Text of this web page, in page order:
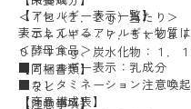
＜１包（２．２ｇ）当たり＞
・エネルギー：７．５ｋｃａ
０．１１ｇ、炭水化物：１．
【同梱書類】
・なし
【注意事項】
【アレルギー表示一覧】
表示しているアレルギー物質
＜酵母食品＞
■アレルギー表示：乳成分
■コンタミネーション注意喚
【商品構成表】